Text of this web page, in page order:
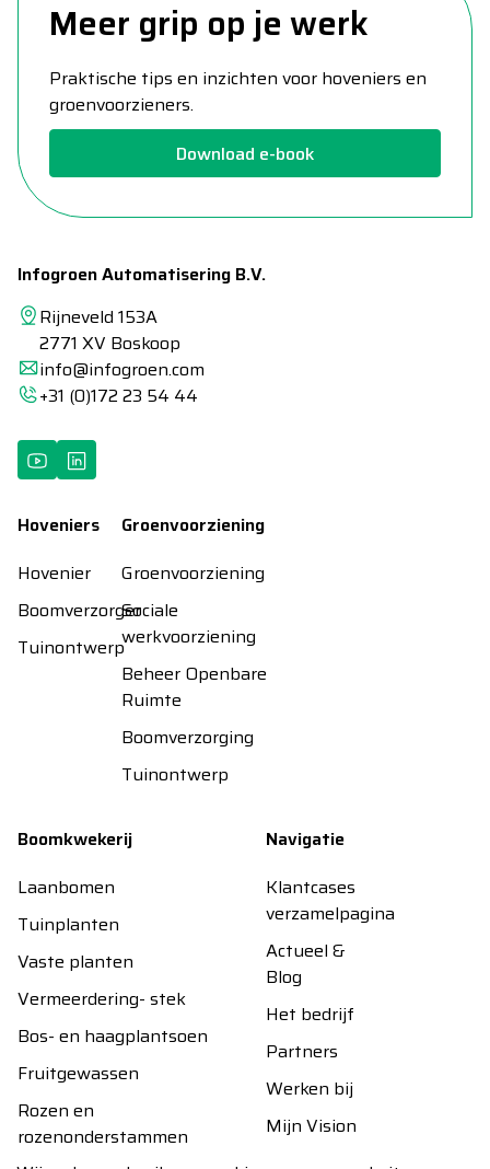
Meer grip op je werk
Praktische tips en inzichten voor hoveniers en
groenvoorzieners.
Download e-book
Infogroen Automatisering B.V.
Rijneveld 153A
2771 XV Boskoop
info@infogroen.com
+31 (0)172 23 54 44
Hoveniers
Hovenier
Boomverzorger
Tuinontwerp
Groenvoorziening
Groenvoorziening
Sociale
werkvoorziening
Beheer Openbare
Ruimte
Boomverzorging
Tuinontwerp
Boomkwekerij
Laanbomen
Tuinplanten
Vaste planten
Vermeerdering- stek
Bos- en haagplantsoen
Fruitgewassen
Rozen en
rozenonderstammen
Navigatie
Klantcases
verzamelpagina
Actueel &
Blog
Het bedrijf
Partners
Werken bij
Mijn Vision